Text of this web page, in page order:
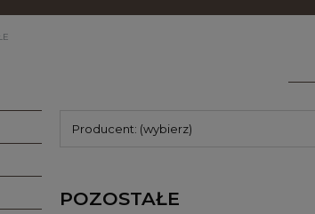
Producent: (wybierz)
POZOSTAŁE